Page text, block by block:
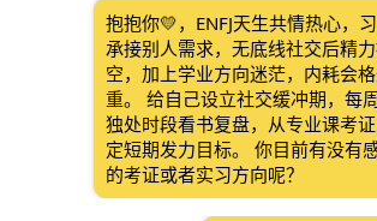
抱抱你💛，ENFJ天生共情热心，
承接别人需求，无底线社交后精
空，加上学业方向迷茫，内耗会
重。 给自己设立社交缓冲期，每
独处时段看书复盘，从专业课考
定短期发力目标。 你目前有没有
的考证或者实习方向呢？